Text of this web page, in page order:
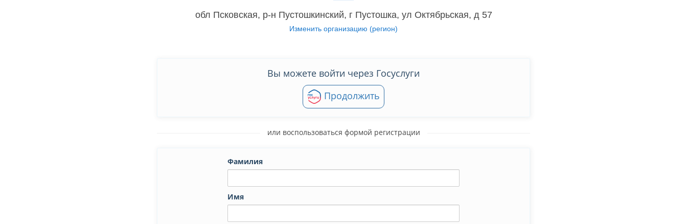
обл Псковская, р-н Пустошкинский, г Пустошка, ул Октябрьская, д 57
Изменить организацию (регион)
Вы можете войти через Госуслуги
Продолжить
или воспользоваться формой регистрации
Фамилия
Имя